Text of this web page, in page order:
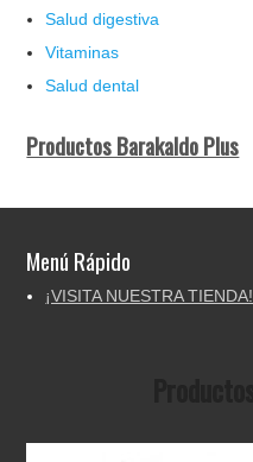
Salud digestiva
Vitaminas
Salud dental
Productos Barakaldo Plus
Menú Rápido
¡VISITA NUESTRA TIENDA!